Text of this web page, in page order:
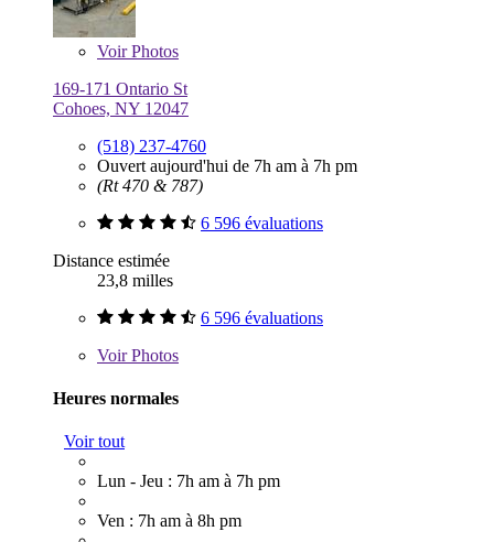
VoirPhotos
169-171 Ontario St
Cohoes, NY 12047
(518) 237-4760
Ouvert aujourd'hui de 7h am à 7h pm
(Rt 470 & 787)
6 596 évaluations
Distance estimée
23,8 milles
6 596 évaluations
VoirPhotos
Heures normales
Voir tout
Lun - Jeu : 7h am à 7h pm
Ven : 7h am à 8h pm